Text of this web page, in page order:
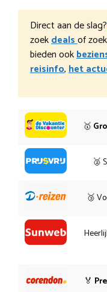
Direct aan de slag?
zoekdealsof
bieden ook
reisinfo,het
🥇
🥈
🥉
🏅